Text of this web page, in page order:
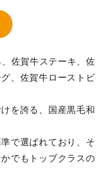
佐賀牛ステーキ、佐
、佐賀牛ローストビ
を誇る、国産黒毛和
で選ばれており、そ
でもトップクラスの